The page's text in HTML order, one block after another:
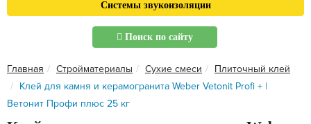
ЭЛЕКТРИКА И ОСВЕЩЕНИЕ
ЗВУКОИЗОЛЯЦИЯ
ТЕПЛОИЗОЛЯЦИЯ
Системы звукоизоляции
Поиск по сайту
Главная Стройматериалы Сухие смеси
Плиточный клей
Клей для камня и керамогранита Weber Vetonit Profi + |
Ветонит Профи плюс 25 кг